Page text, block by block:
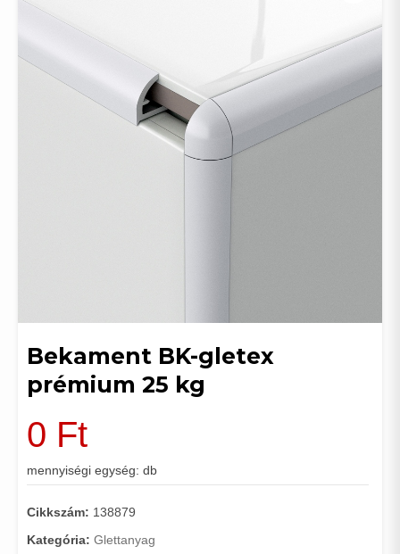
Bekament BK-gletex
prémium 25 kg
0 Ft
mennyiségi egység: db
Cikkszám: 138879
Kategória: Glettanyag